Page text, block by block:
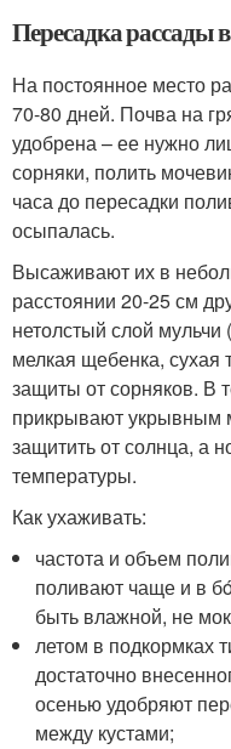
Пересадка рассады
На постоянное место
70-80 дней. Почва на
удобрена – ее нужно
сорняки, полить
часа до пересадки
осыпалась.
Высаживают их в
расстоянии 20-25 см
нетолстый слой мульчи
мелкая щебенка, сухая
защиты от сорняков. В
прикрывают укрывным
защитить от солнца, а
температуры.
Как ухаживать:
частота и объем
поливают чаще и в
быть влажной, не
летом в подкормках
достаточно
осенью удобряют
между кустами;